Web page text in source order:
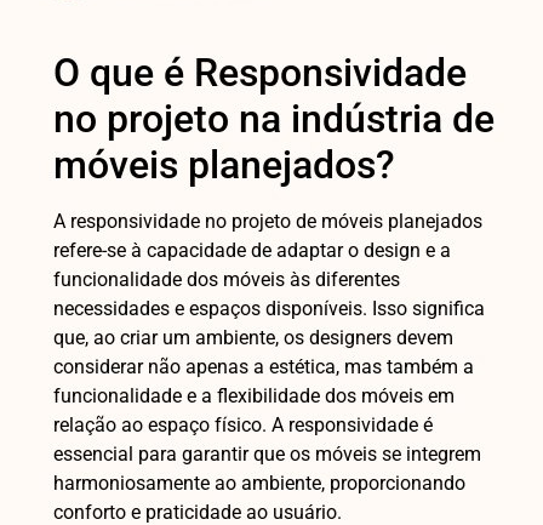
O que é Responsividade
no projeto na indústria de
móveis planejados?
A responsividade no projeto de móveis planejados
refere-se à capacidade de adaptar o design e a
funcionalidade dos móveis às diferentes
necessidades e espaços disponíveis. Isso significa
que, ao criar um ambiente, os designers devem
considerar não apenas a estética, mas também a
funcionalidade e a flexibilidade dos móveis em
relação ao espaço físico. A responsividade é
essencial para garantir que os móveis se integrem
harmoniosamente ao ambiente, proporcionando
conforto e praticidade ao usuário.